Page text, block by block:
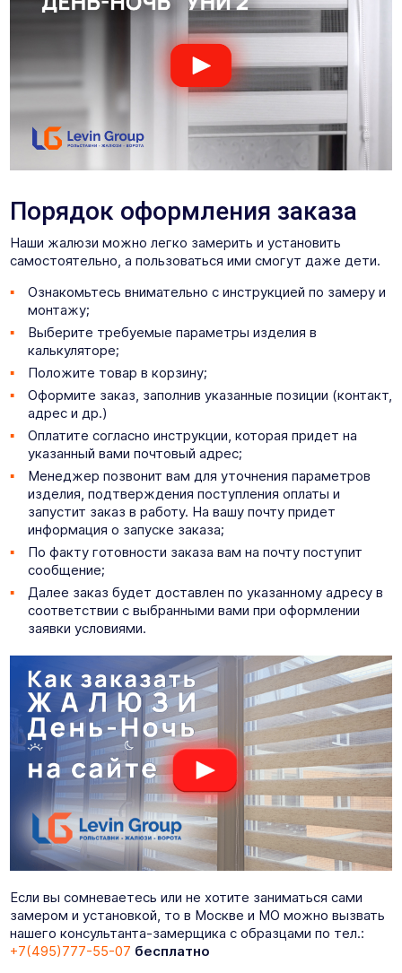
Порядок оформления заказа
Наши жалюзи можно легко замерить и установить
самостоятельно, а пользоваться ими смогут даже дети.
Ознакомьтесь внимательно с инструкцией по замеру и
монтажу;
Выберите требуемые параметры изделия в
калькуляторе;
Положите товар в корзину;
Оформите заказ, заполнив указанные позиции (контакт,
адрес и др.)
Оплатите согласно инструкции, которая придет на
указанный вами почтовый адрес;
Менеджер позвонит вам для уточнения параметров
изделия, подтверждения поступления оплаты и
запустит заказ в работу. На вашу почту придет
информация о запуске заказа;
По факту готовности заказа вам на почту поступит
сообщение;
Далее заказ будет доставлен по указанному адресу в
соответствии с выбранными вами при оформлении
заявки условиями.
Если вы сомневаетесь или не хотите заниматься сами
замером и установкой, то в Москве и МО можно вызвать
нашего консультанта-замерщика с образцами по тел.:
+7(495)777-55-07 бесплатно